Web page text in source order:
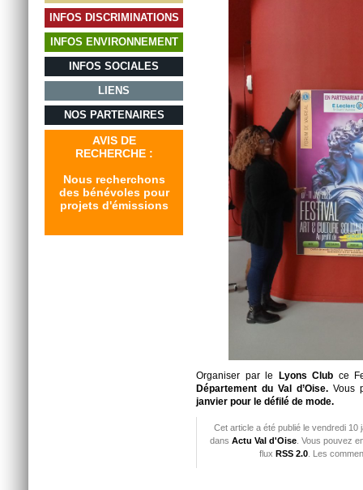
INFOS DISCRIMINATIONS
INFOS ENVIRONNEMENT
INFOS SOCIALES
LIENS
NOS PARTENAIRES
AVIS DE
RECHERCHE :
Nous recherchons
des bénévoles pour
projets d'émissions
Organiser par le Lyons Club ce
Département du Val d’Oise.Vous
janvier pour le défilé de mode.
Cet article a été publié le vendredi
dans Actu Val d'Oise. Vous pouvez
flux RSS 2.0. Les